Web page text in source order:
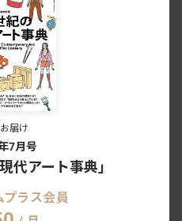
MODE オディロン・ル
―光の夢、影の輝き」（パナソニ
届け
7月号
代アート事典」
プラス会員